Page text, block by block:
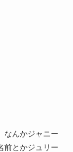
なんかジャニー
前とかジュリー